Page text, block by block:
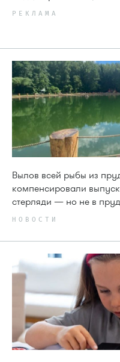
РЕКЛАМА
Вылов всей рыбы из
компенсировали
стерляди — но не в
НОВОСТИ